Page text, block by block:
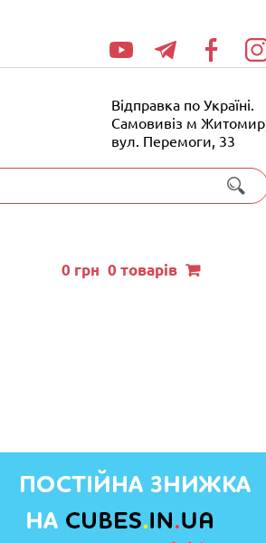
Відправка по Україні.
Самовивіз м Житомир,
вул. Перемоги, 33
0 грн 0 товарів